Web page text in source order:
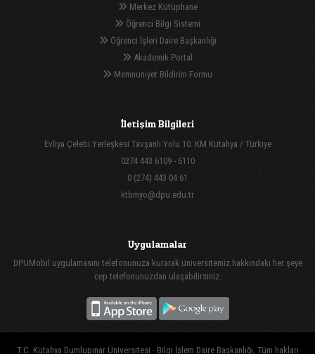
Merkez Kütüphane
Öğrenci Bilgi Sistemi
Öğrenci İşleri Daire Başkanlığı
Akademik Portal
Memnuniyet Bildirim Formu
İletişim Bilgileri
Evliya Çelebi Yerleşkesi Tavşanlı Yolu 10. KM Kütahya / Türkiye
0274 443 6109 - 6110
0 (274) 443 04 61
ktbmyo@dpu.edu.tr
Uygulamalar
DPUMobil uygulamasını telefonunuza kurarak üniversitemiz hakkındaki her şeye
cep telefonunuzdan ulaşabilirsiniz.
T.C. Kütahya Dumlupınar Üniversitesi - Bilgi İşlem Daire Başkanlığı, Tüm hakları